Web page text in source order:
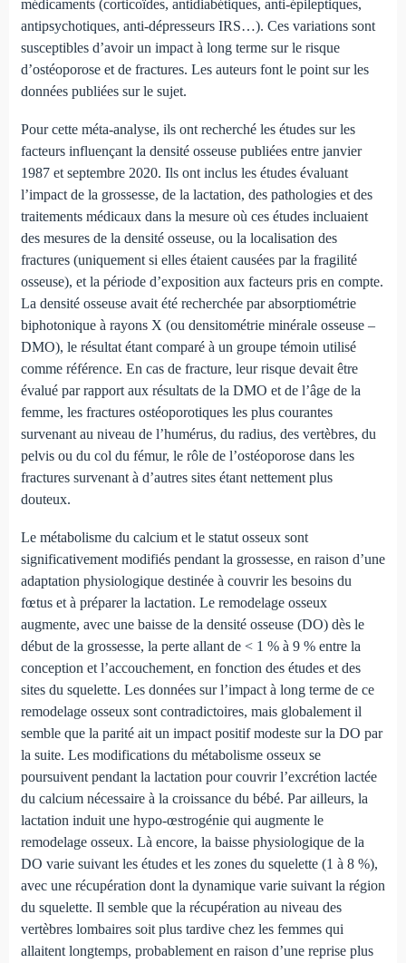
médicaments (corticoïdes, antidiabétiques, anti-épileptiques,
antipsychotiques, anti-dépresseurs IRS…). Ces variations sont
susceptibles d’avoir un impact à long terme sur le risque
d’ostéoporose et de fractures. Les auteurs font le point sur les
données publiées sur le sujet.
Pour cette méta-analyse, ils ont recherché les études sur les
facteurs influençant la densité osseuse publiées entre janvier
1987 et septembre 2020. Ils ont inclus les études évaluant
l’impact de la grossesse, de la lactation, des pathologies et des
traitements médicaux dans la mesure où ces études incluaient
des mesures de la densité osseuse, ou la localisation des
fractures (uniquement si elles étaient causées par la fragilité
osseuse), et la période d’exposition aux facteurs pris en compte.
La densité osseuse avait été recherchée par absorptiométrie
biphotonique à rayons X (ou densitométrie minérale osseuse –
DMO), le résultat étant comparé à un groupe témoin utilisé
comme référence. En cas de fracture, leur risque devait être
évalué par rapport aux résultats de la DMO et de l’âge de la
femme, les fractures ostéoporotiques les plus courantes
survenant au niveau de l’humérus, du radius, des vertèbres, du
pelvis ou du col du fémur, le rôle de l’ostéoporose dans les
fractures survenant à d’autres sites étant nettement plus
douteux.
Le métabolisme du calcium et le statut osseux sont
significativement modifiés pendant la grossesse, en raison d’une
adaptation physiologique destinée à couvrir les besoins du
fœtus et à préparer la lactation. Le remodelage osseux
augmente, avec une baisse de la densité osseuse (DO) dès le
début de la grossesse, la perte allant de < 1 % à 9 % entre la
conception et l’accouchement, en fonction des études et des
sites du squelette. Les données sur l’impact à long terme de ce
remodelage osseux sont contradictoires, mais globalement il
semble que la parité ait un impact positif modeste sur la DO par
la suite. Les modifications du métabolisme osseux se
poursuivent pendant la lactation pour couvrir l’excrétion lactée
du calcium nécessaire à la croissance du bébé. Par ailleurs, la
lactation induit une hypo-œstrogénie qui augmente le
remodelage osseux. Là encore, la baisse physiologique de la
DO varie suivant les études et les zones du squelette (1 à 8 %),
avec une récupération dont la dynamique varie suivant la région
du squelette. Il semble que la récupération au niveau des
vertèbres lombaires soit plus tardive chez les femmes qui
allaitent longtemps, probablement en raison d’une reprise plus